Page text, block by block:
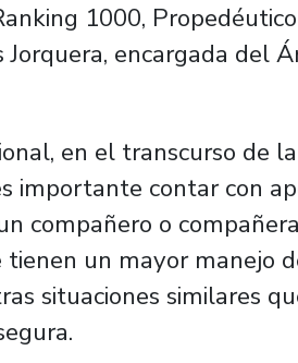
1000,
Jorquera, encargada del
en el transcurso de
importante contar con
compañero o
tienen un mayor manejo
situaciones similares